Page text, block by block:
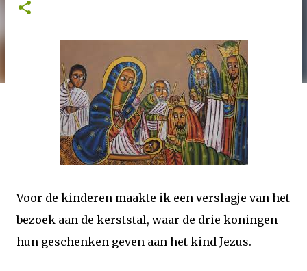
Voor de kinderen maakte ik een verslagje van het
bezoek aan de kerststal, waar de drie koningen
hun geschenken geven aan het kind Jezus.